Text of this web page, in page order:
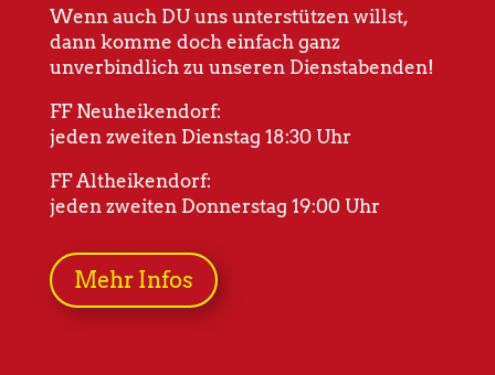
Wenn auch DU uns unterstützen willst,
dann komme doch einfach ganz
unverbindlich zu unseren Dienstabenden!
FF Neuheikendorf:
jeden zweiten Dienstag 18:30 Uhr
FF Altheikendorf:
jeden zweiten Donnerstag 19:00 Uhr
Mehr Infos